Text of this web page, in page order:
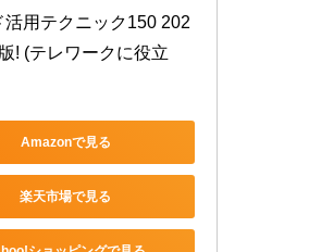
活用テクニック150 202
! (テレワークに役立
Amazonで見る
楽天市場で見る